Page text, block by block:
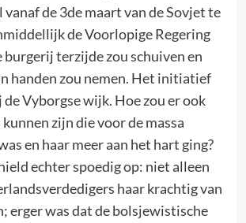
vanaf de 3de maart van de Sovjet te
de Voorlopige Regering
burgerij terzijde zou schuiven en
handen zou nemen. Het initiatief
de Vyborgse wijk. Hoe zou er ook
zijn die voor de massa
en haar meer aan het hart ging?
echter spoedig op: niet alleen
haar krachtig van
erger was dat de bolsjewistische